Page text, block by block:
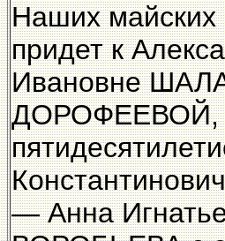
Наших майских
придет к
Ивановне
ДОРОФЕЕВОЙ,
— Анна